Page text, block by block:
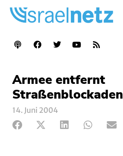
Armee entfernt
Straßenblockaden
14. Juni 2004